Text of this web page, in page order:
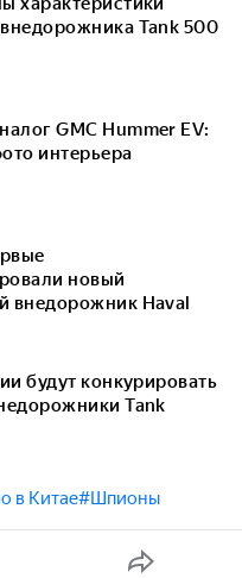
Tank 500
GMC Hummer EV:
интерьера
новый
внедорожник Haval
будут конкурировать
Tank
в Китае#Шпионы